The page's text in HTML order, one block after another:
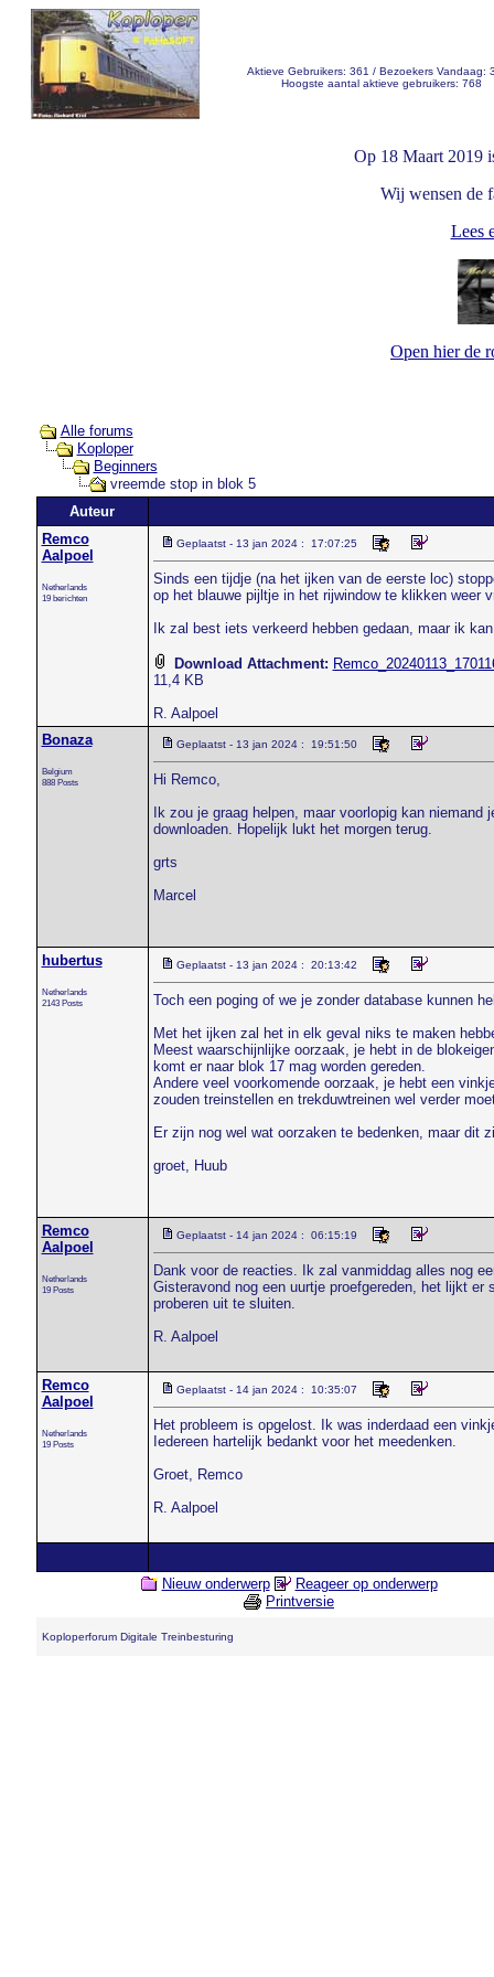
Aktieve Gebruikers: 361 / Bezoekers Vandaag:
Hoogste aantal aktieve gebruikers: 768
Op 18 Maart 2019
Wij wensen de
Lees
Open hier de
Alle forums
Koploper
Beginners
vreemde stop in blok 5
Auteur
Remco
Aalpoel
Netherlands
19 berichten
Geplaatst - 13 jan 2024 : 17:07:25
Sinds een tijdje (na het ijken van de eerste loc)
op het blauwe pijltje in het rijwindow te klikken weer
Ik zal best iets verkeerd hebben gedaan, maar ik
Download Attachment:
11,4 KB
R. Aalpoel
Bonaza
Belgium
888 Posts
Geplaatst - 13 jan 2024 : 19:51:50
Hi Remco,
Ik zou je graag helpen, maar voorlopig kan
downloaden. Hopelijk lukt het morgen terug.
grts
Marcel
hubertus
Netherlands
2143 Posts
Geplaatst - 13 jan 2024 : 20:13:42
Toch een poging of we je zonder database kunnen
Met het ijken zal het in elk geval niks te maken
Meest waarschijnlijke oorzaak, je hebt in de
komt er naar blok 17 mag worden gereden.
Andere veel voorkomende oorzaak, je hebt een
zouden treinstellen en trekduwtreinen wel verder
Er zijn nog wel wat oorzaken te bedenken, maar dit
groet, Huub
Remco
Aalpoel
Netherlands
19 Posts
Geplaatst - 14 jan 2024 : 06:15:19
Dank voor de reacties. Ik zal vanmiddag alles nog
Gisteravond nog een uurtje proefgereden, het lijkt
proberen uit te sluiten.
R. Aalpoel
Remco
Aalpoel
Netherlands
19 Posts
Geplaatst - 14 jan 2024 : 10:35:07
Het probleem is opgelost. Ik was inderdaad een
Iedereen hartelijk bedankt voor het meedenken.
Groet, Remco
R. Aalpoel
Nieuw onderwerp
Reageer op onderwerp
Printversie
Koploperforum Digitale Treinbesturing